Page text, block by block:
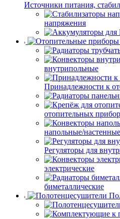
Источники питания,
напряжения
внутрипольные
Принадлежности к
отопительных
напольные/настенные
Регуляторы для
электрические
биметаллические